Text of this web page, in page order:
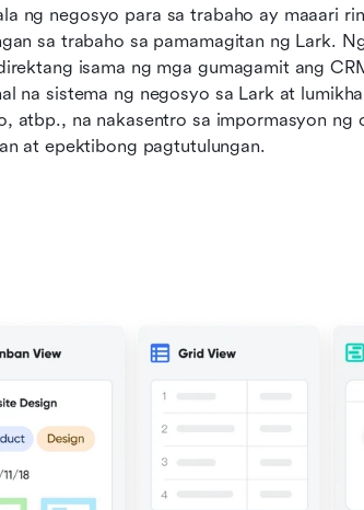
ng negosyo para sa trabaho ay maaari
sa trabaho sa pamamagitan ng Lark.
isama ng mga gumagamit ang
na sistema ng negosyo sa Lark at
atbp., na nakasentro sa impormasyon
at epektibong pagtutulungan.